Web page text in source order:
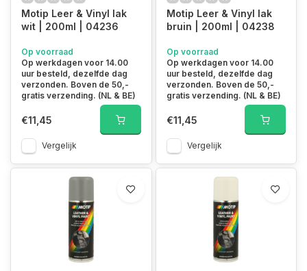
Motip Leer & Vinyl lak
wit | 200ml | 04236
Op voorraad
Op werkdagen voor 14.00
uur besteld, dezelfde dag
verzonden. Boven de 50,-
gratis verzending. (NL & BE)
€11,45
Vergelijk
Motip Leer & Vinyl lak
bruin | 200ml | 04238
Op voorraad
Op werkdagen voor 14.00
uur besteld, dezelfde dag
verzonden. Boven de 50,-
gratis verzending. (NL & BE)
€11,45
Vergelijk